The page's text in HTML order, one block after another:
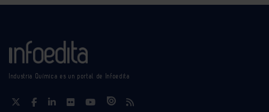
Industria Química es un portal de Infoedita